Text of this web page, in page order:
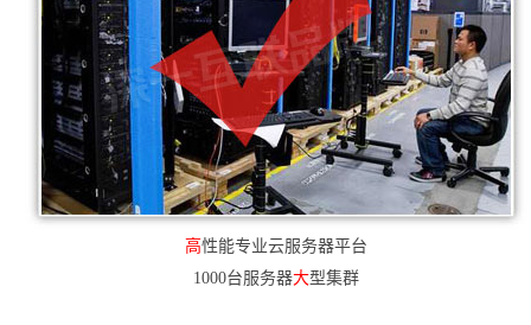
高性能专业云服务器平台
1000台服务器大型集群